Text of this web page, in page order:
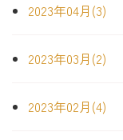
2023年04月(3)
2023年03月(2)
2023年02月(4)